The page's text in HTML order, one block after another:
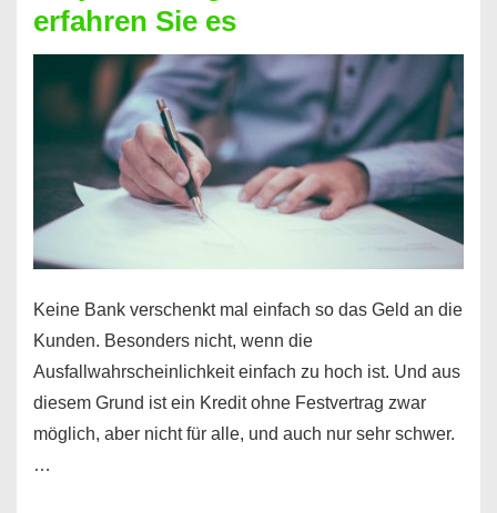
nicht
nur
für
Handy
möglich!
erfahren Sie es
Keine Bank verschenkt mal einfach so das Geld an die
Kunden. Besonders nicht, wenn die
Ausfallwahrscheinlichkeit einfach zu hoch ist. Und aus
diesem Grund ist ein Kredit ohne Festvertrag zwar
möglich, aber nicht für alle, und auch nur sehr schwer.
…